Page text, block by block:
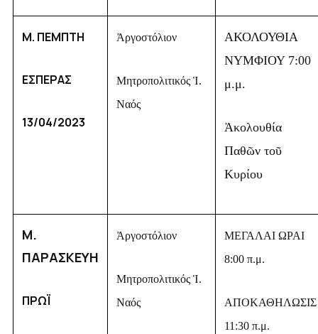
Μ. ΠΕΜΠΤΗ
ΕΣΠΕΡΑΣ
13/04/2023
Ἀργοστόλιον
Μητροπολιτικός Ἱ.
Ναός
ΑΚΟΛΟΥΘΙΑ
ΝΥΜΦΙΟΥ 7:00
μ.μ.
Ἀκολουθία
Παθῶν τοῦ
Κυρίου
Μ.
ΠΑΡΑΣΚΕΥΗ
ΠΡΩΪ
Ἀργοστόλιον
Μητροπολιτικός Ἱ.
Ναός
ΜΕΓΑΛΑΙ ΩΡΑΙ
8:00 π.μ.
ΑΠΟΚΑΘΗΛΩΣΙΣ
11:30 π.μ.